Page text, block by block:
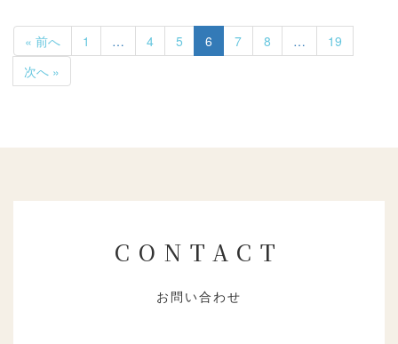
« 前へ 1 … 4 5 6 7 8 …
19
次へ »
CONTACT
お問い合わせ